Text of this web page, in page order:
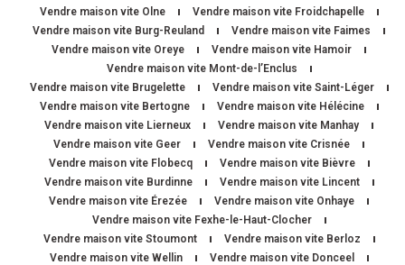
Vendre maison vite Olne
Vendre maison vite Froidchapelle
Vendre maison vite Burg-Reuland
Vendre maison vite Faimes
Vendre maison vite Oreye
Vendre maison vite Hamoir
Vendre maison vite Mont-de-l’Enclus
Vendre maison vite Brugelette
Vendre maison vite Saint-Léger
Vendre maison vite Bertogne
Vendre maison vite Hélécine
Vendre maison vite Lierneux
Vendre maison vite Manhay
Vendre maison vite Geer
Vendre maison vite Crisnée
Vendre maison vite Flobecq
Vendre maison vite Bièvre
Vendre maison vite Burdinne
Vendre maison vite Lincent
Vendre maison vite Érezée
Vendre maison vite Onhaye
Vendre maison vite Fexhe-le-Haut-Clocher
Vendre maison vite Stoumont
Vendre maison vite Berloz
Vendre maison vite Wellin
Vendre maison vite Donceel